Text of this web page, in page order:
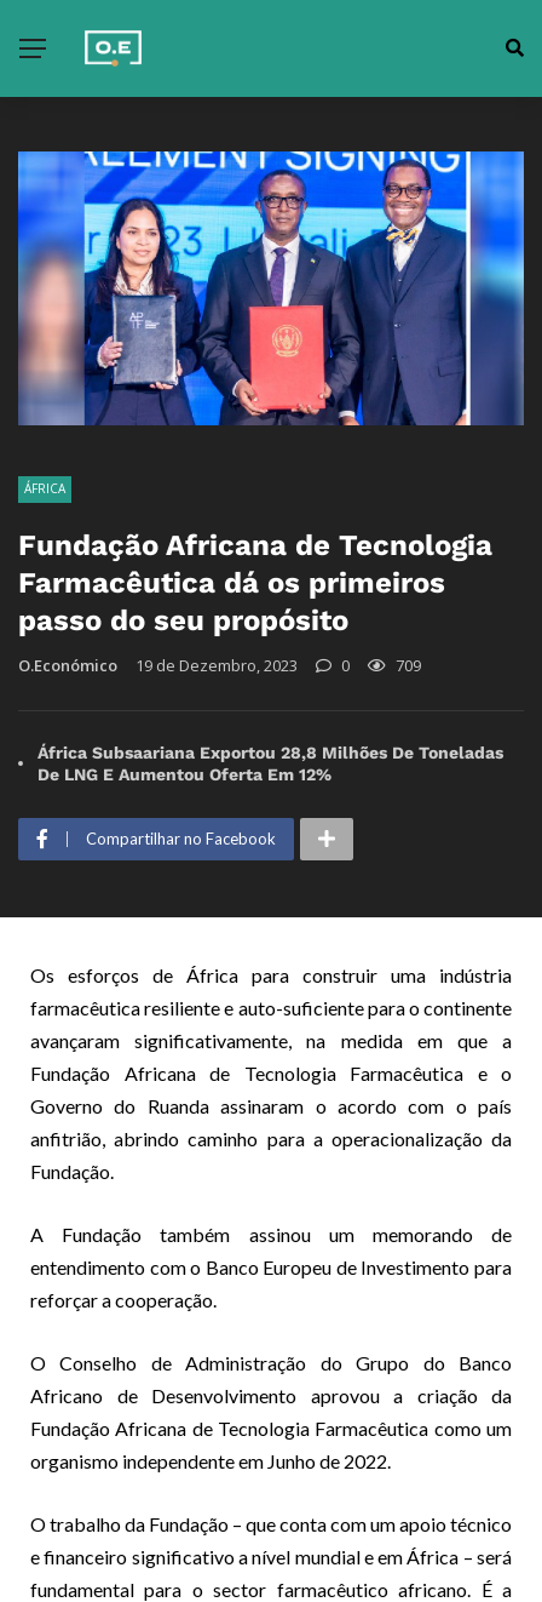
ÁFRICA
Fundação Africana de Tecnologia
Farmacêutica dá os primeiros
passo do seu propósito
O.Económico 19 de Dezembro, 2023 0 709
África Subsaariana Exportou 28,8 Milhões De Toneladas
De LNG E Aumentou Oferta Em 12%
Compartilhar no Facebook
Os esforços de África para construir uma indústria
farmacêutica resiliente e auto-suficiente para o continente
avançaram significativamente, na medida em que a
Fundação Africana de Tecnologia Farmacêutica e o
Governo do Ruanda assinaram o acordo com o país
anfitrião, abrindo caminho para a operacionalização da
Fundação.
A Fundação também assinou um memorando de
entendimento com o Banco Europeu de Investimento para
reforçar a cooperação.
O Conselho de Administração do Grupo do Banco
Africano de Desenvolvimento aprovou a criação da
Fundação Africana de Tecnologia Farmacêutica como um
organismo independente em Junho de 2022.
O trabalho da Fundação – que conta com um apoio técnico
e financeiro significativo a nível mundial e em África – será
fundamental para o sector farmacêutico africano. É a